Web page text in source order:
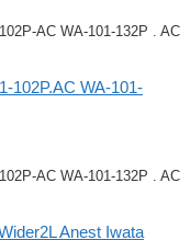
AC WA-101-132P . AC
102P.AC WA-101-
AC WA-101-132P . AC
Anest Iwata